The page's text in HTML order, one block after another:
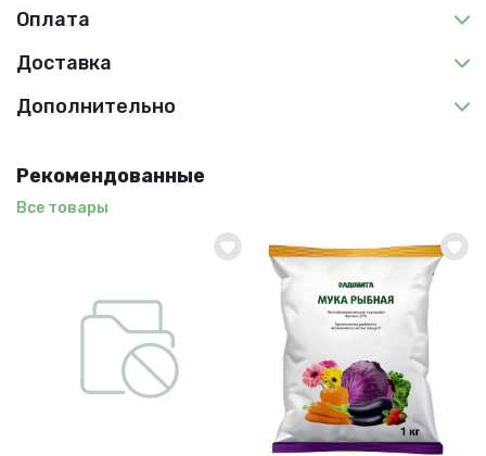
Оплата
Доставка
Дополнительно
Рекомендованные
Все товары